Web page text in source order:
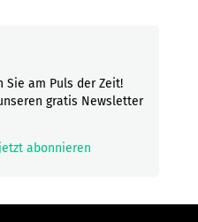
Sie am Puls der Zeit!
gratis Newsletter
abonnieren